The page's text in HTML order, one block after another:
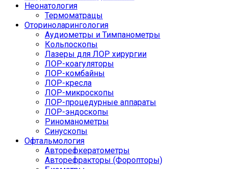
Неонатология
Термоматрацы
Оториноларингология
Аудиометры и Тимпанометры
Кольпоскопы
Лазеры для ЛОР хирургии
ЛОР-коагуляторы
ЛОР-комбайны
ЛОР-кресла
ЛОР-микроскопы
ЛОР-процедурные аппараты
ЛОР-эндоскопы
Риноманометры
Синускопы
Офтальмология
Авторефкератометры
Авторефракторы (Форопторы)